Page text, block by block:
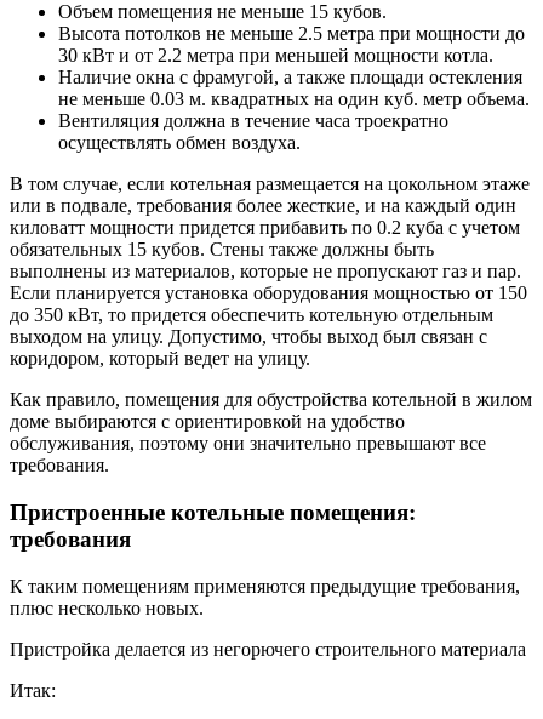
Объем помещения не меньше 15 кубов.
Высота потолков не меньше 2.5 метра при мощности до
30 кВт и от 2.2 метра при меньшей мощности котла.
Наличие окна с фрамугой, а также площади остекления
не меньше 0.03 м. квадратных на один куб. метр объема.
Вентиляция должна в течение часа троекратно
осуществлять обмен воздуха.
В том случае, если котельная размещается на цокольном этаже
или в подвале, требования более жесткие, и на каждый один
киловатт мощности придется прибавить по 0.2 куба с учетом
обязательных 15 кубов. Стены также должны быть
выполнены из материалов, которые не пропускают газ и пар.
Если планируется установка оборудования мощностью от 150
до 350 кВт, то придется обеспечить котельную отдельным
выходом на улицу. Допустимо, чтобы выход был связан с
коридором, который ведет на улицу.
Как правило, помещения для обустройства котельной в жилом
доме выбираются с ориентировкой на удобство
обслуживания, поэтому они значительно превышают все
требования.
Пристроенные котельные помещения:
требования
К таким помещениям применяются предыдущие требования,
плюс несколько новых.
Пристройка делается из негорючего строительного материала
Итак: